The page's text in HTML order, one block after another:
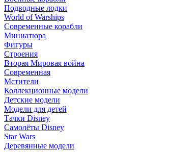
Подводные лодки
World of Warships
Современные корабли
Миниатюра
Фигуры
Строения
Вторая Мировая война
Современная
Мстители
Коллекционные модели
Детские модели
Модели для детей
Тачки Disney
Самолёты Disney
Star Wars
Деревянные модели